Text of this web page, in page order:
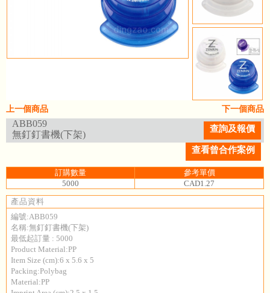
下一個商品
上一個商品
ABB059
無釘釘書機(下架)
查詢及報價
查看曾合作案例
訂購數量
參考單價
5000
CAD1.27
產品資料
編號:ABB059
名稱:無釘釘書機(下架)
最低起訂量 : 5000
Product Material:PP
Item Size (cm):6 x 5.6 x 5
Packing:Polybag
Material:PP